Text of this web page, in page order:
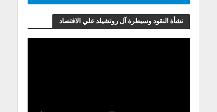
نشأة النقود وسيطرة آل روتشيلد علي الاقتصاد